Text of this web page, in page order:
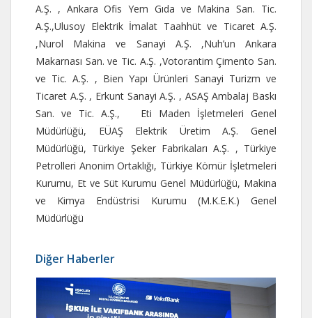
A.Ş. , Ankara Ofis Yem Gıda ve Makina San. Tic.
A.Ş.,Ulusoy Elektrik İmalat Taahhüt ve Ticaret A.Ş.
,Nurol Makina ve Sanayi A.Ş. ,Nuh’un Ankara
Makarnası San. ve Tic. A.Ş. ,Votorantim Çimento San.
ve Tic. A.Ş. , Bien Yapı Ürünleri Sanayi Turizm ve
Ticaret A.Ş. , Erkunt Sanayi A.Ş. , ASAŞ Ambalaj Baskı
San. ve Tic. A.Ş.,
Eti Maden İşletmeleri Genel
Müdürlüğü, EÜAŞ Elektrik Üretim A.Ş. Genel
Müdürlüğü, Türkiye Şeker Fabrikaları A.Ş. , Türkiye
Petrolleri Anonim Ortaklığı, Türkiye Kömür İşletmeleri
Kurumu, Et ve Süt Kurumu Genel Müdürlüğü, Makina
ve Kimya Endüstrisi Kurumu (M.K.E.K.) Genel
Müdürlüğü
Diğer Haberler